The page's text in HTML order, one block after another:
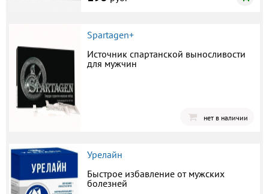
Spartagen+
Источник спартанской выносливости
для мужчин
нет в наличии
Урелайн
Быстрое избавление от мужских
болезней